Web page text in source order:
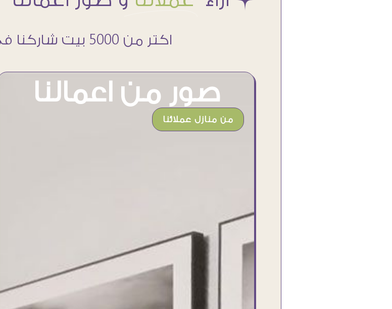
اكتر من 5000 بيت شاركنا فى اننا نخلى حوائطهم اجمل
صور من اعمالنا
من منازل عملائنا
وإرضاء العميل والخامات والتقفيل وسرعة
التوصيل. بصراحه وبمنتهي الأمانه مكسب
Doaa Elsayd
القاهرة - مصر